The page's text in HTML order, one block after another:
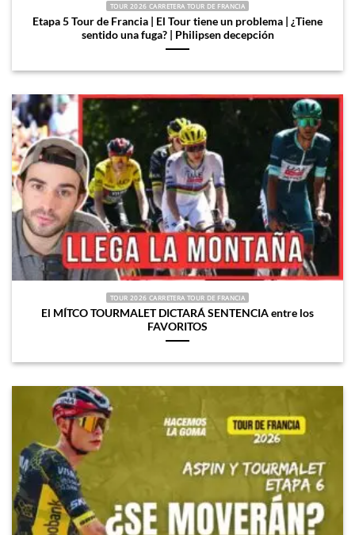
TOUR 2026 CARRETERA TOUR DE FRANCIA
Etapa 5 Tour de Francia | El Tour tiene un problema | ¿Tiene
sentido una fuga? | Philipsen decepción
TOUR 2026 CARRETERA TOUR DE FRANCIA
El MÍTCO TOURMALET DICTARÁ SENTENCIA entre los
FAVORITOS